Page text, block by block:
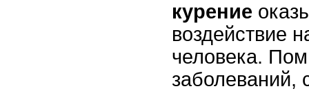
курение
воздействие
человека.
заболеваний,